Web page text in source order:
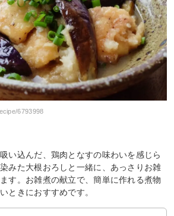
6793998
い込んだ、鶏肉となすの味わいを感じら
みた大根おろしと一緒に、あっさりお雑
す。お雑煮の献立で、簡単に作れる煮物
ときにおすすめです。